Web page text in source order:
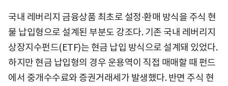
국내 레버리지 금융상품 최초로 설정∙환매 방식을 주식 현
물 납입형으로 설계된 부분도 강조다. 기존 국내 레버리지
상장지수펀드(ETF)는 현금 납입 방식으로 설계돼 있었다.
하지만 현금 납입형의 경우 운용역이 직접 매매할 때 펀드
에서 중개수수료와 증권거래세가 발생했다. 반면 주식 현